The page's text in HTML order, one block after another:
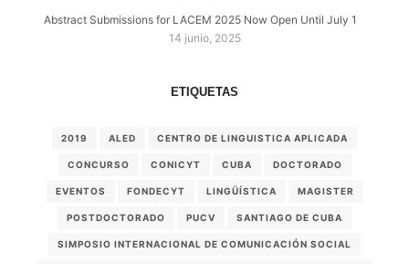
Abstract Submissions for LACEM 2025 Now Open Until July 1
14 junio, 2025
ETIQUETAS
2019 ALED CENTRO DE LINGUISTICA APLICADA
CONCURSO CONICYT CUBA DOCTORADO
EVENTOS FONDECYT LINGÜÍSTICA MAGISTER
POSTDOCTORADO PUCV SANTIAGO DE CUBA
SIMPOSIO INTERNACIONAL DE COMUNICACIÓN SOCIAL